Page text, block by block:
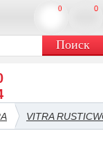
0
0
VITRA